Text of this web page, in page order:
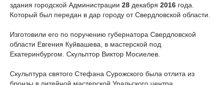
здания городской Администрации 28 декабря 2016 года.
Который был передан в дар городу от Свердловской области.
Изготовили его по поручению губернатора Свердловской
области Евгения Куйвашева, в мастерской под
Екатеринбургом. Скульптор Виктор Мосиелев.
Скульптура святого Стефана Сурожского была отлита из